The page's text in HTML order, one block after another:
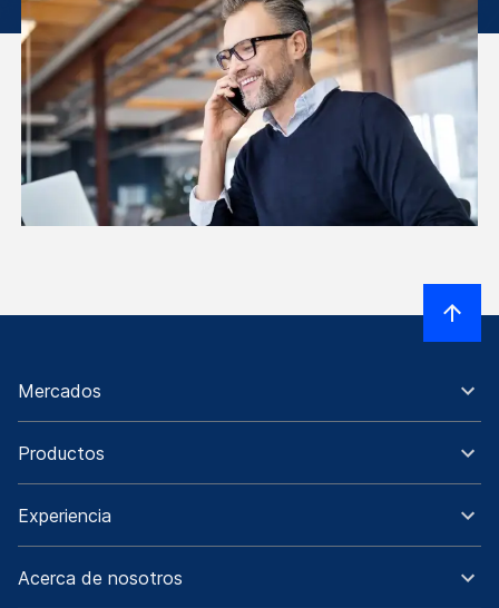
Mercados
Productos
Experiencia
Acerca de nosotros